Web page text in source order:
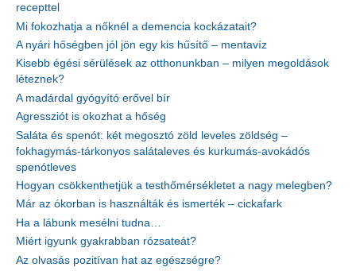
recepttel
Mi fokozhatja a nőknél a demencia kockázatait?
A nyári hőségben jól jön egy kis hűsítő – mentavíz
Kisebb égési sérülések az otthonunkban – milyen megoldások
léteznek?
A madárdal gyógyító erővel bír
Agressziót is okozhat a hőség
Saláta és spenót: két megosztó zöld leveles zöldség –
fokhagymás-tárkonyos salátaleves és kurkumás-avokádós
spenótleves
Hogyan csökkenthetjük a testhőmérsékletet a nagy melegben?
Már az ókorban is használták és ismerték – cickafark
Ha a lábunk mesélni tudna…
Miért igyunk gyakrabban rózsateát?
Az olvasás pozitívan hat az egészségre?